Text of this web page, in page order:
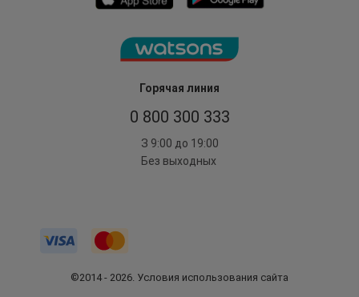
Горячая линия
0 800 300 333
З 9:00 до 19:00
Без выходных
©2014 - 2026. Условия использования сайта